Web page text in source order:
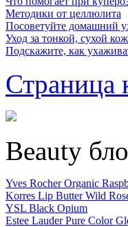
Методики от целлюлита
Посоветуйте домашний
Уход за тонкой, сухой
Подскажите, как
Страница
Beauty
Yves Rocher Organic
Korres Lip Butter Wild
YSL Black Opium
Estee Lauder Pure Color